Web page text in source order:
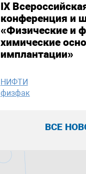
IX
конференция и
«Физические и
химические
имплантации»
НИФТИ
физфак
ВСЕ